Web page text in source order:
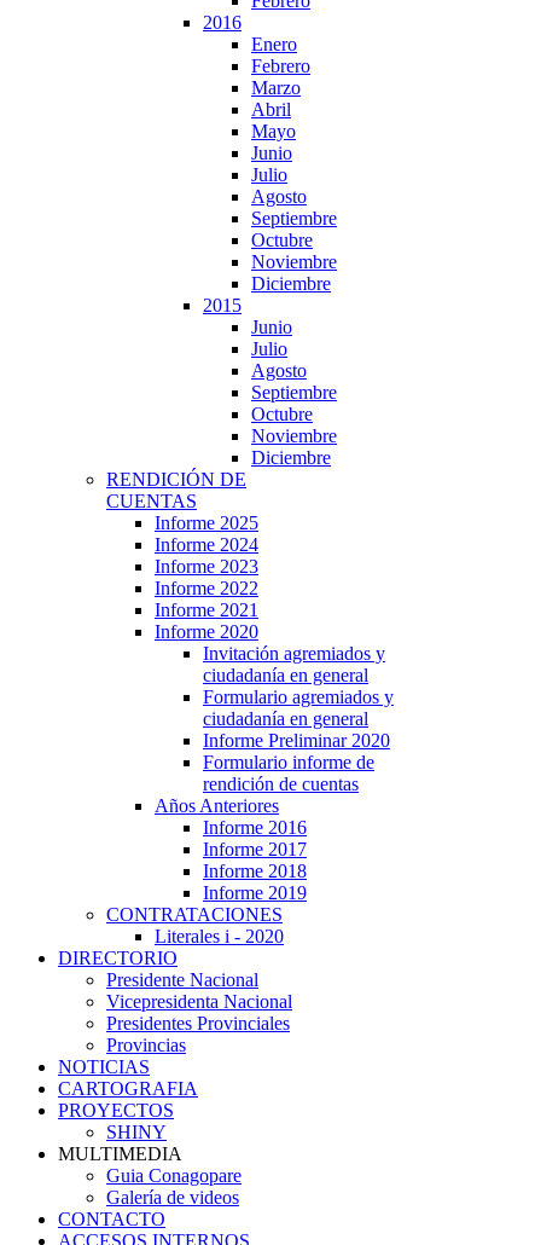
2016
Enero
Febrero
Marzo
Abril
Mayo
Junio
Julio
Agosto
Septiembre
Octubre
Noviembre
Diciembre
2015
Junio
Julio
Agosto
Septiembre
Octubre
Noviembre
Diciembre
RENDICIÓN DE
CUENTAS
Informe 2025
Informe 2024
Informe 2023
Informe 2022
Informe 2021
Informe 2020
Invitación agremiados y
ciudadanía en general
Formulario agremiados y
ciudadanía en general
Informe Preliminar 2020
Formulario informe de
rendición de cuentas
Años Anteriores
Informe 2016
Informe 2017
Informe 2018
Informe 2019
CONTRATACIONES
Literales i - 2020
DIRECTORIO
Presidente Nacional
Vicepresidenta Nacional
Presidentes Provinciales
Provincias
NOTICIAS
CARTOGRAFIA
PROYECTOS
SHINY
MULTIMEDIA
Guia Conagopare
Galería de videos
CONTACTO
ACCESOS INTERNOS